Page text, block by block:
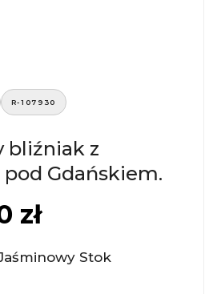
R-107930
bliźniak z
Gdańskiem.
zł
Stok